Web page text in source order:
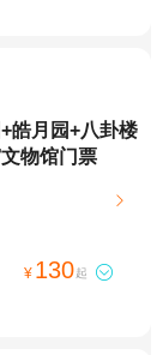
皓月园+八卦楼
物馆门票

¥ 130起 